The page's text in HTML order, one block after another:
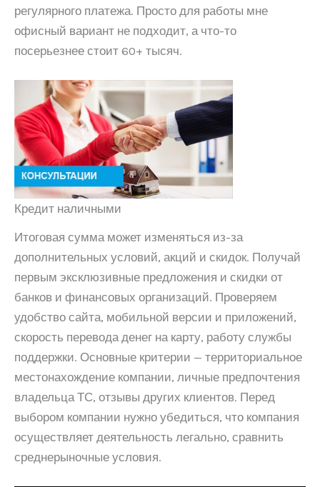
регулярного платежа. Просто для работы мне
офисный вариант не подходит, а что-то
посерьезнее стоит 60+ тысяч.
Кредит наличными
Итоговая сумма может изменяться из-за
дополнительных условий, акций и скидок. Получай
первым эксклюзивные предложения и скидки от
банков и финансовых организаций. Проверяем
удобство сайта, мобильной версии и приложений,
скорость перевода денег на карту, работу службы
поддержки. Основные критерии — территориальное
местонахождение компании, личные предпочтения
владельца ТС, отзывы других клиентов. Перед
выбором компании нужно убедиться, что компания
осуществляет деятельность легально, сравнить
среднерыночные условия.